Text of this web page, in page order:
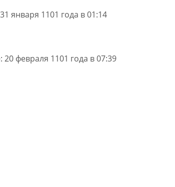
января 1101 года в 01:14
февраля 1101 года в 07:39